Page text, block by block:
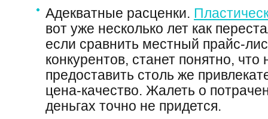
Адекватные расценки.
вот уже несколько лет как
если сравнить местный прайс-
конкурентов, станет понятно,
предоставить столь же
цена-качество. Жалеть о
деньгах точно не придется.